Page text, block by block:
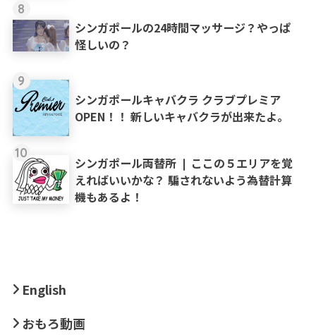
8
シンガポールの24時間マッサージ？やっぱ
怪しいの？
9
シンガポールキャバクラ クラブプレミア
OPEN！！ 新しいキャバクラが出来たよ。
10
シンガポール両替所 ❘ ここの５エリアを覚
えればいいかな？ 騙されないよう為替計算
機もあるよ！
English
おもろ動画